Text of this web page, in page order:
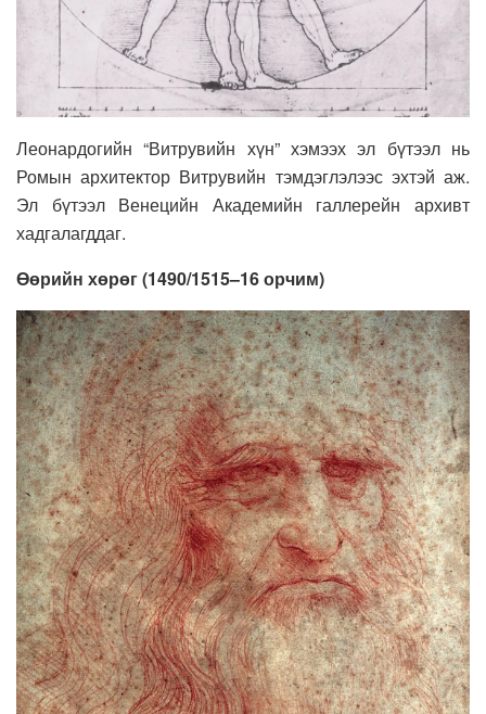
Леонардогийн “Витрувийн хүн” хэмээх эл бүтээл нь
Ромын архитектор Витрувийн тэмдэглэлээс эхтэй аж.
Эл бүтээл Венецийн Академийн галлерейн архивт
хадгалагддаг.
Өөрийн хөрөг (1490/1515–16 орчим)